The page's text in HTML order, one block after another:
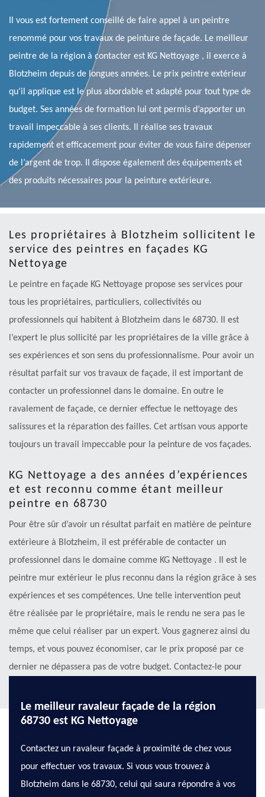
Il vous est fortement conseillé de faire appel à un peintre
renommé pour vos travaux de peinture de façade. Le meilleur
peintre de la région à contacter est KG Nettoyage , il exerce à
Blotzheim depuis de longues années. Le prix peintre extérieur
qu’il applique est le plus abordable et adapté pour tout type de
budget. Ses années de formation lui ont permis d’apporter un
travail impeccable à ses clients. Il réalise ses travaux
rapidement et efficacement pour éviter de vous faire dépenser
de l’argent de trop. Il dispose également des équipements et
des produits nécessaires pour la peinture extérieure.
Les propriétaires à Blotzheim sollicitent le
service des peintres en façades KG
Nettoyage
Le peintre en façade KG Nettoyage propose ses services pour
tous les propriétaires, particuliers, collectivités ou
professionnels qui habitent à Blotzheim dans le 68730. Il est
l’expert le plus sollicité par les propriétaires de la ville grâce à
ses expériences et son sens du professionnalisme. Pour avoir un
résultat parfait sur vos travaux de façade, il est important de
contacter un professionnel dans le domaine. En outre le
ravalement de façade, ce dernier effectue le nettoyage des
salissures et la réparation des failles. Cet artisan vous apporte
toujours un travail impeccable pour la peinture de vos façades.
KG Nettoyage a des années d’expériences
et est reconnu comme étant meilleur
peintre en 68730
Pour être sûr d’avoir un résultat parfait en matière de peinture
extérieure à Blotzheim, il est préférable de contacter un
professionnel dans le domaine comme KG Nettoyage . Il est le
peintre mur extérieur le plus reconnu dans la région grâce à ses
expériences et ses compétences. Une telle intervention peut
être réalisée par le propriétaire, mais le rendu ne sera pas le
même que celui réaliser par un expert. Vous gagnerez ainsi du
temps, et vous pouvez économiser, car le prix proposé par ce
dernier ne dépassera pas de votre budget. Contactez-le pour
Le meilleur ravaleur façade de la région
68730 est KG Nettoyage
Contactez un ravaleur façade à proximité de chez vous
pour effectuer vos travaux. Si vous vous trouvez à
Blotzheim dans le 68730, celui qui saura répondre à vos